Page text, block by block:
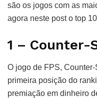
são os jogos com as
agora neste post o top
1 – Counter-
O jogo de FPS,
primeira posição do
premiação em dinheiro